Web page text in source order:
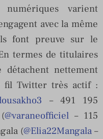
numériques varient
avec la même
font preuve sur le
termes de titulaires
nettement
fil Twitter très actif :
– 491 195
@varaneofficiel – 115
(@Elia22Mangala–